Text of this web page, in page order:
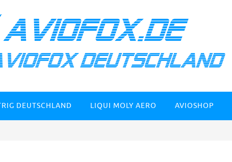
DEUTSCHLAND LIQUI MOLY AERO AVIOSHOP